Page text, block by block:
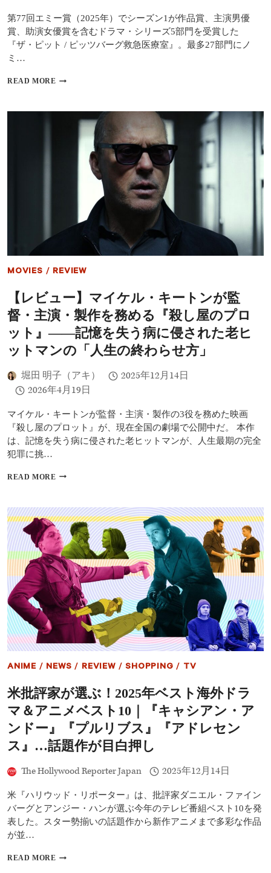
は
さ
ら
な
気
第77回エミー賞（2025年）でシーズン1が作品賞、主演男優
賞、助演女優賞を含むドラマ・シリーズ5部門を受賞した
『ザ・ピット / ピッツバーグ救急医療室』。最多27部門にノ
ミ…
READ MORE 『ザ・
ト
価
理
由
と
ミ
賞
部
受
賞
し
魅
解
説
MOVIES / REVIEW
【レビュー】マイケル・キートンが監
督・主演・製作を務める『殺し屋のプロ
ット』――記憶を失う病に侵された老ヒ
ットマンの「人生の終わらせ方」
堀田 明子（アキ）
2025年12月14日
2026年4月19日
マイケル・キートンが監督・主演・製作の3役を務めた映画
『殺し屋のプロット』が、現在全国の劇場で公開中だ。 本作
は、記憶を失う病に侵された老ヒットマンが、人生最期の完全
犯罪に挑…
READ MORE 【レ
ー】
マ
イ
ケ
ル・
キ
ー
ト
ン
が
監
督・
演・
作
務
る
『殺
屋
プ
ロ
ト』
――
記
ANIME / NEWS / REVIEW/SHOPPING / TV
米批評家が選ぶ！2025年ベスト海外ドラ
マ＆アニメベスト10｜『キャシアン・ア
ンドー』『プルリブス』『アドレセン
ス』…話題作が目白押し
The Hollywood Reporter Japan 2025年12月14日
米『ハリウッド・リポーター』は、批評家ダニエル・ファイン
バーグとアンジー・ハンが選ぶ今年のテレビ番組ベスト10を発
表した。スター勢揃いの話題作から新作アニメまで多彩な作品
が並…
READ MORE 米